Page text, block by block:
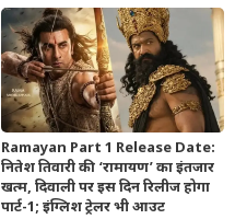
Ramayan Part 1 Release Date:
नितेश तिवारी की ‘रामायण’ का इंतजार
खत्म, दिवाली पर इस दिन रिलीज होगा
पार्ट-1; इंग्लिश ट्रेलर भी आउट